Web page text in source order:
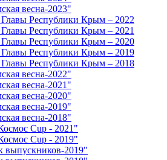
весна-2023"
Республики Крым – 2022
Республики Крым – 2021
Республики Крым – 2020
Республики Крым – 2019
Республики Крым – 2018
весна-2022"
весна-2021"
весна-2020"
весна-2019"
весна-2018"
Cup - 2021"
Cup - 2019"
выпускников-2019"